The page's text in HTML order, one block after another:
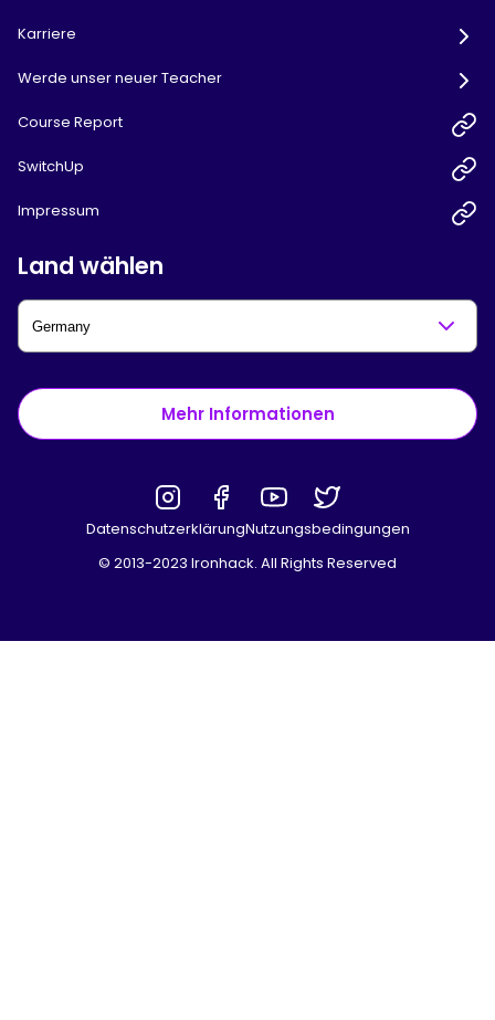
Karriere
Werde unser neuer Teacher
Course Report
SwitchUp
Impressum
Land wählen
Mehr Informationen
DatenschutzerklärungNutzungsbedingungen
© 2013-2023 Ironhack. All Rights Reserved